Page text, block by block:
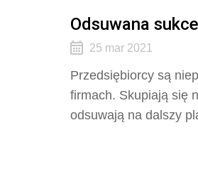
Odsuwana
25 mar 2021
Przedsiębiorcy są
firmach. Skupiają się
odsuwają na dalszy